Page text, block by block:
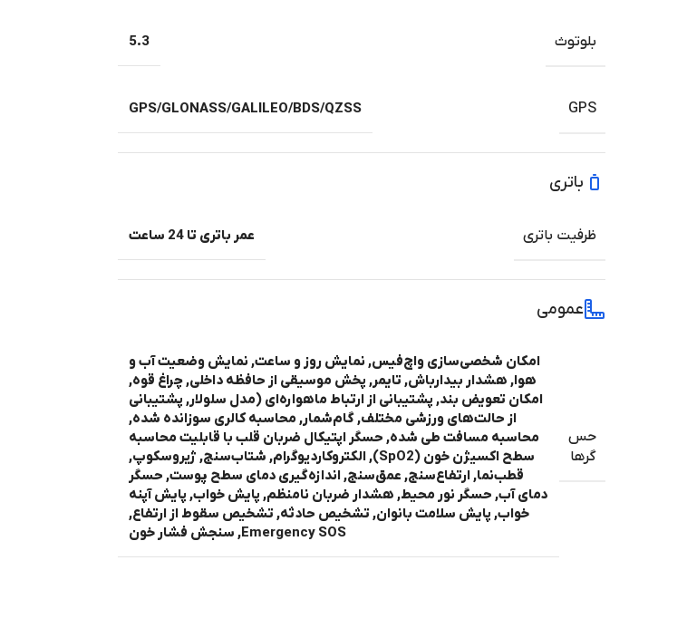
بلوتوث 5.3
GPS
GPS/GLONASS/GALILEO/BDS/QZSS
باتری
ظرفیت باتری عمر باتری تا 24 ساعت
عمومی
حس
گرها
امکان شخصی‌سازی واچ‌فیس, نمایش روز و ساعت, نمایش وضعیت آب و
هوا, هشدار بیدارباش, تایمر, پخش موسیقی از حافظه داخلی, چراغ قوه,
امکان تعویض بند, پشتیبانی از ارتباط ماهواره‌ای (مدل سلولار, پشتیبانی
از حالت‌های ورزشی مختلف, گام‌شمار, محاسبه کالری سوزانده شده,
محاسبه مسافت طی شده, حسگر اپتیکال ضربان قلب با قابلیت محاسبه
سطح اکسیژن خون (SpO2), الکتروکاردیوگرام, شتاب‌سنج, ژیروسکوپ,
قطب‌نما, ارتفاع‌سنج, عمق‌سنج, اندازه‌گیری دمای سطح پوست, حسگر
دمای آب, حسگر نور محیط, هشدار ضربان نامنظم, پایش خواب, پایش آپنه
خواب, پایش سلامت بانوان, تشخیص حادثه, تشخیص سقوط از ارتفاع,
Emergency SOS, سنجش فشار خون